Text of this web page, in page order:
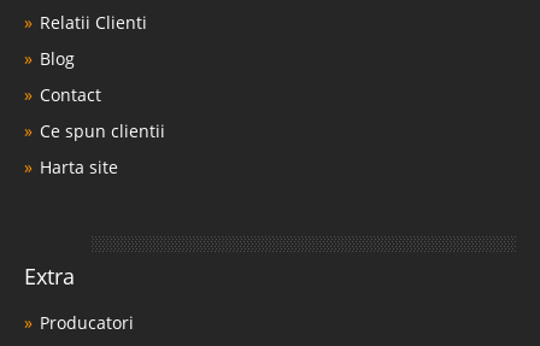
Relatii Clienti
Blog
Contact
Ce spun clientii
Harta site
Extra
Producatori